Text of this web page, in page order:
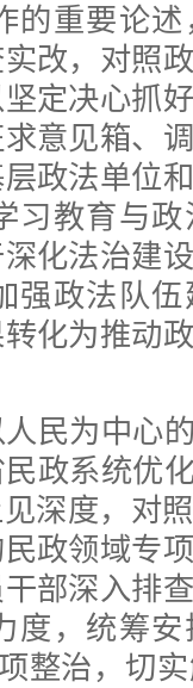
的重要论
改，对照
定决心抓
意见箱、
政法单位
习教育与
化法治建
强政法队
化为推动
为中心的
政系统优
深度，对
政领域专
部深入排
度，统筹
整治，切